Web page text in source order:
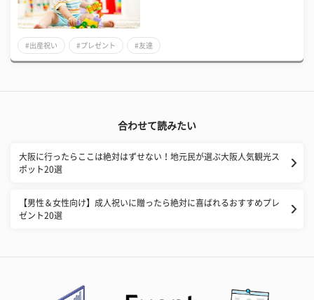
#出産祝い #プレゼント #友達
合わせて読みたい
大阪に行ったらここは絶対はずせない！地元民が選ぶ大阪人気観光ス
ポット20選
【男性＆女性向け】成人祝いに贈ったら絶対に喜ばれるおすすめプレ
ゼント20選